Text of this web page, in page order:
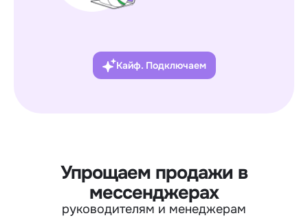
Кайф. Подключаем
Упрощаем продажи в
мессенджерах
руководителям и менеджерам